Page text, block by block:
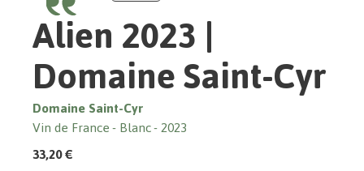
Alien 2023 |
Domaine Saint-Cyr
Domaine Saint-Cyr
Vin de France Blanc 2023
33,20 €